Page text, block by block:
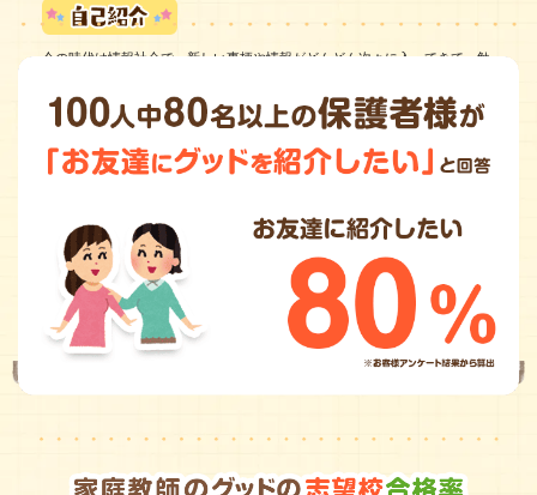
今の時代は情報社会で、新しい事柄や情報がどんどん次々に入ってきて、勉
こられたりして、やる気をなくしてしまう、といった事もある年だと思いま
す。
ると思うので、勉強以外の相談にも乗ってあげたりして、何でも話せる人の
ような存在になってあげたいと思います。根気強く教えていきますので、よ
ろしくお願いします！
体験授業を受けてみる